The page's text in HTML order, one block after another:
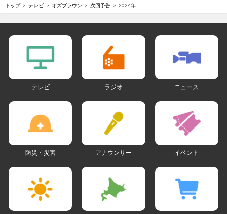
トップ テレビ オズブラウン 次回予告 2024年
テレビ ラジオ ニュース
防災・災害 アナウンサー イベント